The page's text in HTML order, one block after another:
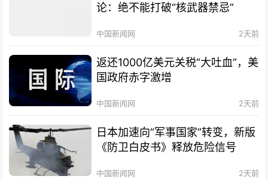
论：绝不能打破“核武器禁忌”
中国新闻网 2天前
返还1000亿美元关税“大吐血”，美
国政府赤字激增
中国新闻网 2天前
日本加速向“军事国家”转变，新版
《防卫白皮书》释放危险信号
中国新闻网 2天前